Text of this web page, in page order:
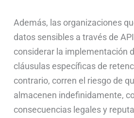
Además, las organizaciones
datos sensibles a través de
considerar la implementación
cláusulas específicas de
contrario, corren el riesgo de
almacenen indefinidamente,
consecuencias legales y